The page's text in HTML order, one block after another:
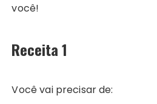
você!
Receita 1
Você vai precisar de: